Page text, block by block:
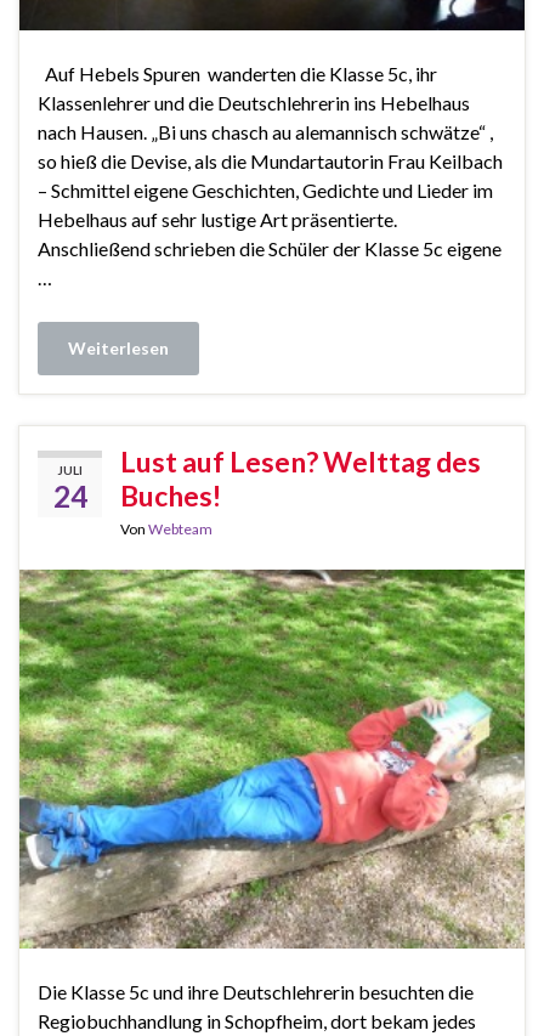
Auf Hebels Spuren wanderten die Klasse 5c, ihr
Klassenlehrer und die Deutschlehrerin ins Hebelhaus
nach Hausen. „Bi uns chasch au alemannisch schwätze“ ,
so hieß die Devise, als die Mundartautorin Frau Keilbach
– Schmittel eigene Geschichten, Gedichte und Lieder im
Hebelhaus auf sehr lustige Art präsentierte.
Anschließend schrieben die Schüler der Klasse 5c eigene
…
Weiterlesen
JULI
24
Lust auf Lesen? Welttag des
Buches!
Von Webteam
Die Klasse 5c und ihre Deutschlehrerin besuchten die
Regiobuchhandlung in Schopfheim, dort bekam jedes